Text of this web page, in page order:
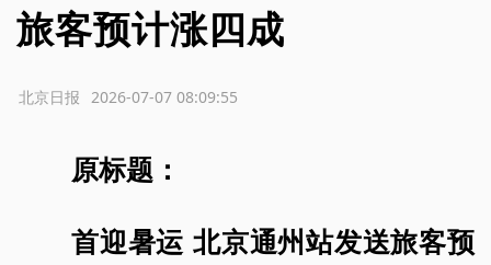
旅客预计涨四成
2026-07-07 08:09:55
北京日报
原标题：
首迎暑运 北京通州站发送旅客预